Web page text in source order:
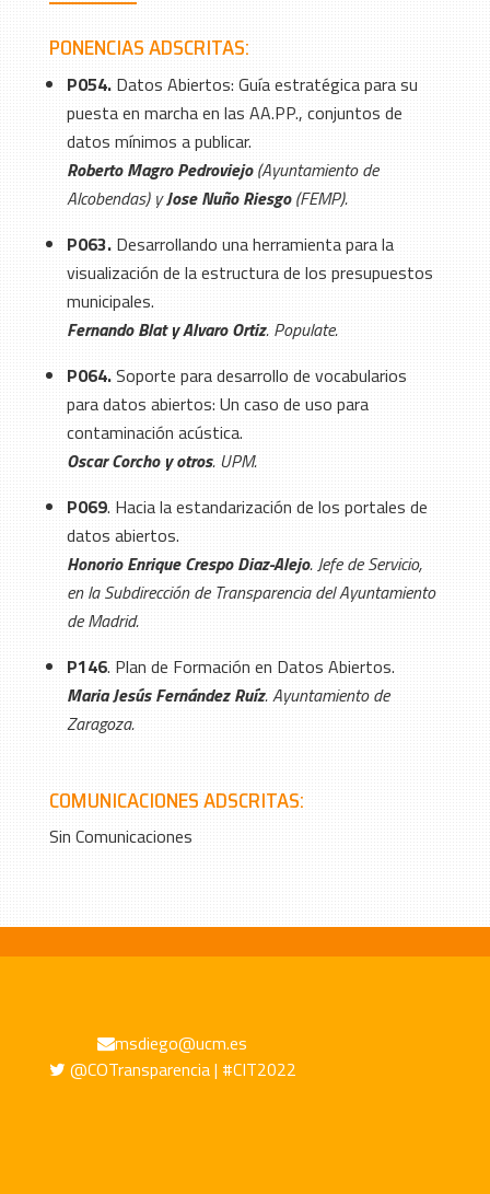
PONENCIAS ADSCRITAS:
P054.Datos Abiertos: Guía estratégica para su
puesta en marcha en las AA.PP., conjuntos de
datos mínimos a publicar.
Roberto Magro Pedroviejo(Ayuntamiento de
Alcobendas) yJose Nuño Riesgo(FEMP).
P063. Desarrollando una herramienta para la
visualización de la estructura de los presupuestos
municipales.
Fernando Blat y Alvaro Ortiz. Populate.
P064.Soporte para desarrollo de vocabularios
para datos abiertos: Un caso de uso para
contaminación acústica.
Oscar Corcho y otros. UPM.
P069. Hacia la estandarización de los portales de
datos abiertos.
Honorio Enrique Crespo Diaz-Alejo. Jefe de Servicio,
en la Subdirección de Transparencia del Ayuntamiento
de Madrid.
P146. Plan de Formación en Datos Abiertos.
Maria Jesús Fernández Ruíz. Ayuntamiento de
Zaragoza.
COMUNICACIONES ADSCRITAS:
Sin Comunicaciones
msdiego@ucm.es
@COTransparencia | #CIT2022